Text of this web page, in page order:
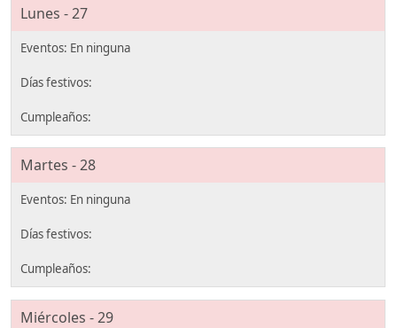
Lunes - 27
Martes - 28
Miércoles - 29